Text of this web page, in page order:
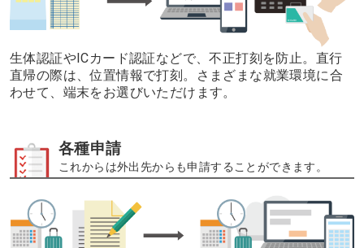
生体認証やICカード認証などで、不正打刻を防止。直行
直帰の際は、位置情報で打刻。
さまざまな就業環境に合
わせて、端末をお選びいただけます。
各種申請
これからは外出先からも申請することができます。